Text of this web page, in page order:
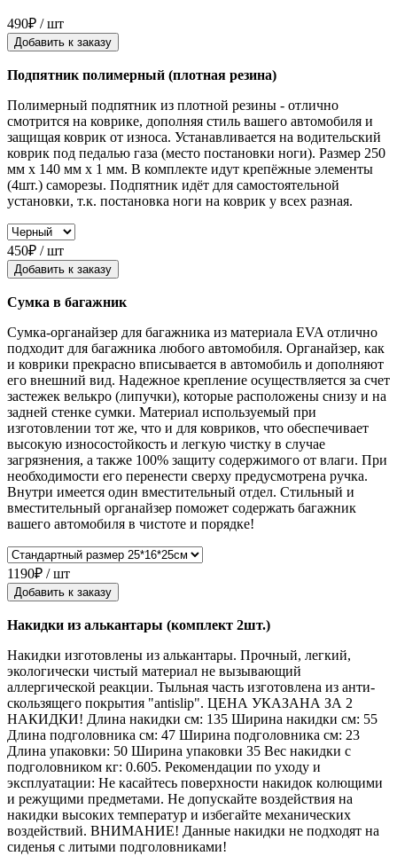
490₽ / шт
Добавить к заказу
Подпятник полимерный (плотная резина)
Полимерный подпятник из плотной резины - отлично
смотрится на коврике, дополняя стиль вашего автомобиля и
защищая коврик от износа. Устанавливается на водительский
коврик под педалью газа (место постановки ноги). Размер 250
мм x 140 мм x 1 мм. В комплекте идут крепёжные элементы
(4шт.) саморезы. Подпятник идёт для самостоятельной
установки, т.к. постановка ноги на коврик у всех разная.
450₽ / шт
Добавить к заказу
Сумка в багажник
Сумка-органайзер для багажника из материала EVA отлично
подходит для багажника любого автомобиля. Органайзер, как
и коврики прекрасно вписывается в автомобиль и дополняют
его внешний вид. Надежное крепление осуществляется за счет
застежек велькро (липучки), которые расположены снизу и на
задней стенке сумки. Материал используемый при
изготовлении тот же, что и для ковриков, что обеспечивает
высокую износостойкость и легкую чистку в случае
загрязнения, а также 100% защиту содержимого от влаги. При
необходимости его перенести сверху предусмотрена ручка.
Внутри имеется один вместительный отдел. Стильный и
вместительный органайзер поможет содержать багажник
вашего автомобиля в чистоте и порядке!
1190₽ / шт
Добавить к заказу
Накидки из алькантары (комплект 2шт.)
Накидки изготовлены из алькантары. Прочный, легкий,
экологически чистый материал не вызывающий
аллергической реакции. Тыльная часть изготовлена из анти-
скользящего покрытия "antislip". ЦЕНА УКАЗАНА ЗА 2
НАКИДКИ! Длина накидки см: 135 Ширина накидки см: 55
Длина подголовника см: 47 Ширина подголовника см: 23
Длина упаковки: 50 Ширина упаковки 35 Вес накидки с
подголовником кг: 0.605. Рекомендации по уходу и
эксплуатации: Не касайтесь поверхности накидок колющими
и режущими предметами. Не допускайте воздействия на
накидки высоких температур и избегайте механических
воздействий. ВНИМАНИЕ! Данные накидки не подходят на
сиденья с литыми подголовниками!